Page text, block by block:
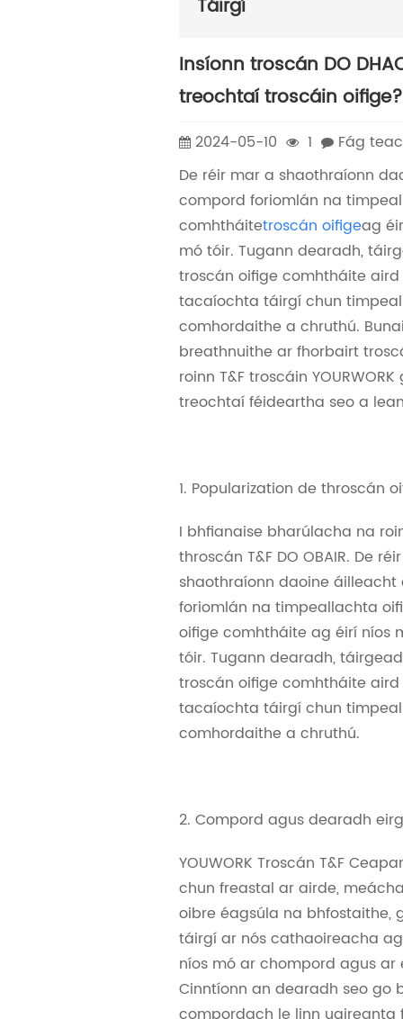
Táirgí
Insíonn troscán DO
treochtaí troscáin oifige?
2024-05-10 1
Fág
De réir mar a shaothraíonn
compord foriomlán na
comhtháitetroscán oifigeag
mó tóir. Tugann dearadh,
troscán oifige comhtháite
tacaíochta táirgí chun
comhordaithe a chruthú.
breathnuithe ar fhorbairt
roinn T&F troscáin
treochtaí féideartha seo a
1. Popularization de throscán
I bhfianaise bharúlacha na
throscán T&F DO OBAIR. De
shaothraíonn daoine
foriomlán na timpeallachta
oifige comhtháite ag éirí níos
tóir. Tugann dearadh,
troscán oifige comhtháite
tacaíochta táirgí chun
comhordaithe a chruthú.
2. Compord agus dearadh
YOUWORK Troscán T&F
chun freastal ar airde,
oibre éagsúla na bhfostaithe,
táirgí ar nós cathaoireacha
níos mó ar chompord agus
Cinntíonn an dearadh seo go
compordach le linn uaireanta